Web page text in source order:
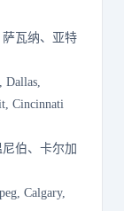
瓦纳、亚特
Dallas,
Cincinnati
伯、卡尔加
Calgary,